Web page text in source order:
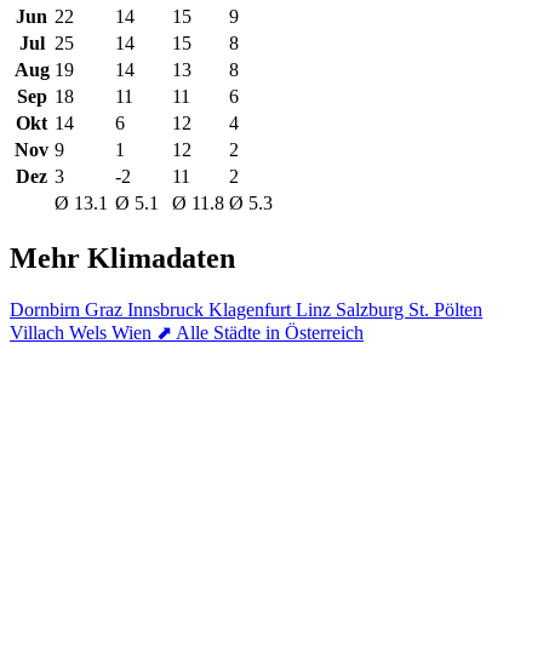
Jun 22 14 15
9
Jul 25 14 15
8
Aug 19 14 13
8
Sep 18 11 11
6
Okt 14 6 12
4
Nov 9 1 12
2
Dez 3 -2 11
2
Ø 13.1 Ø 5.1 Ø 11.8 Ø 5.3
Mehr Klimadaten
Dornbirn Graz Innsbruck Klagenfurt Linz Salzburg St. Pölten
Villach Wels Wien ⬈ Alle Städte in Österreich